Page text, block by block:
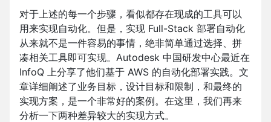
对于上述的每一个步骤，看似都存在现成的工具可以
用来实现自动化。但是，实现 Full-Stack 部署自动化
从来就不是一件容易的事情，绝非简单通过选择、拼
凑相关工具即可实现。Autodesk 中国研发中心最近在
InfoQ 上分享了他们基于 AWS 的自动化部署实践。文
章详细阐述了业务目标，设计目标和限制，和最终的
实现方案，是一个非常好的案例。在这里，我们再来
分析一下两种差异较大的实现方式。